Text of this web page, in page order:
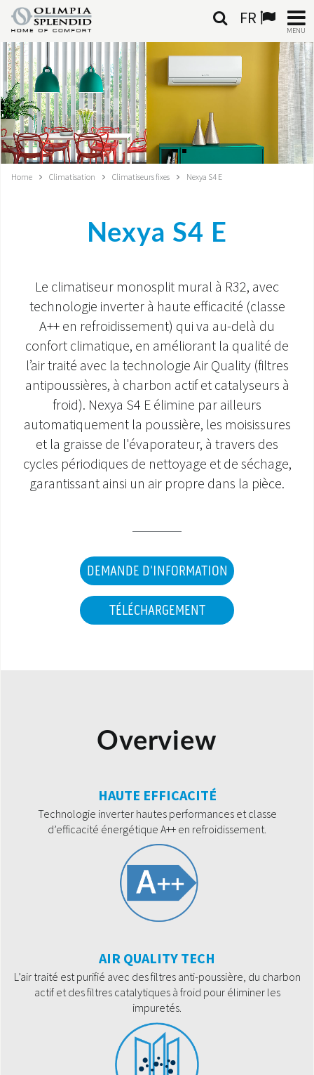
FR
MENU
FRANÇAIS
HOME
CLIMATISATION
CHAUFFAGE
MONDE OS
SAV ET GARANTIE
DOCUMENTATIONS
Home Climatisation Climatiseurs fixes Nexya S4 E
Nexya S4 E
Le climatiseur monosplit mural à R32, avec
technologie inverter à haute efficacité (classe
A++ en refroidissement) qui va au-delà du
confort climatique, en améliorant la qualité de
l’air traité avec la technologie Air Quality (filtres
antipoussières, à charbon actif et catalyseurs à
froid). Nexya S4 E élimine par ailleurs
automatiquement la poussière, les moisissures
et la graisse de l'évaporateur, à travers des
cycles périodiques de nettoyage et de séchage,
garantissant ainsi un air propre dans la pièce.
DEMANDE D'INFORMATION
TÉLÉCHARGEMENT
Overview
HAUTE EFFICACITÉ
Technologie inverter hautes performances et classe
d’efficacité énergétique A++ en refroidissement.
AIR QUALITY TECH
L’air traité est purifié avec des filtres anti-poussière, du charbon
actif et des filtres catalytiques à froid pour éliminer les
impuretés.